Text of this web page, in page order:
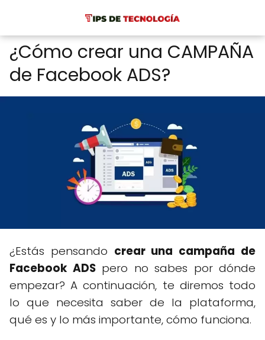
¿Cómo crear una CAMPAÑA
de Facebook ADS?
¿Estás pensando crear una campaña de
Facebook ADSpero no sabes por dónde
empezar? A continuación, te diremos todo
lo que necesita saber de la plataforma,
qué es y lo más importante, cómo funciona.